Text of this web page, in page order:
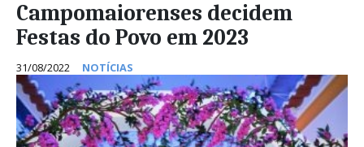
Campomaiorenses decidem
Festas do Povo em 2023
31/08/2022 NOTÍCIAS